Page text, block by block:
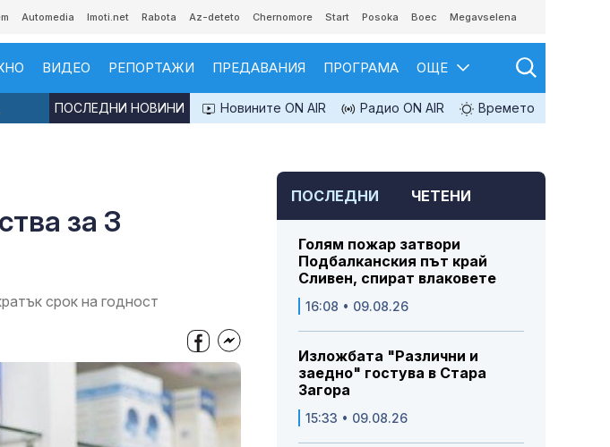
Automedia Imoti.net Rabota Az-deteto Chernomore Start Posoka Boec Megavselena
ВИДЕО РЕПОРТАЖИ ПРЕДАВАНИЯ ПРОГРАМА ОЩЕ
Новините ON AIR Радио ON AIR Времето
ПОСЛЕДНИ НОВИНИ
за 3
срок на годност
ПОСЛЕДНИ ЧЕТЕНИ
Голям пожар затвори
Подбалканския път край
Сливен, спират влаковете
16:08 • 09.08.26
Изложбата "Различни и
заедно" гостува в Стара
Загора
15:33 • 09.08.26